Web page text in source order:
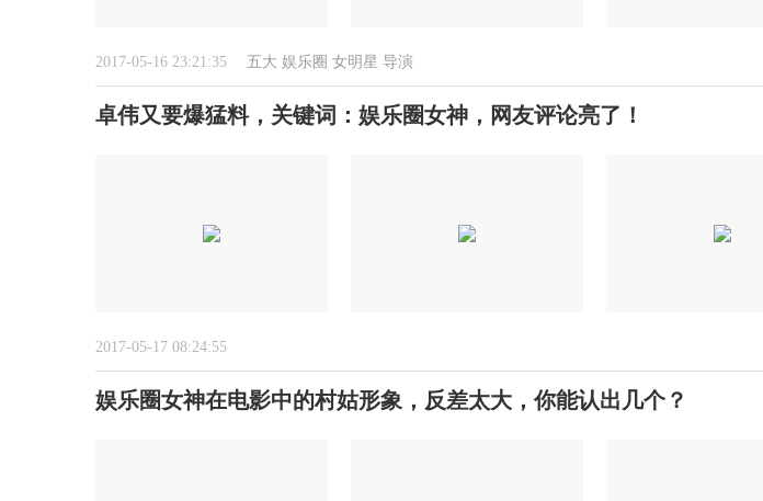
2017-05-16 23:21:35 五大 娱乐圈 女明星 导演
卓伟又要爆猛料，关键词：娱乐圈女神，网友评论亮了！
2017-05-17 08:24:55
娱乐圈女神在电影中的村姑形象，反差太大，你能认出几个？